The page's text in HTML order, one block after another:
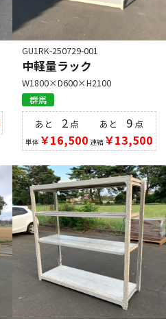
GU1RK-250729-001
中軽量ラック
W1800×D600×H2100
群馬
あと 2 点
単体 ￥16,500
あと 9点
連結￥13,500